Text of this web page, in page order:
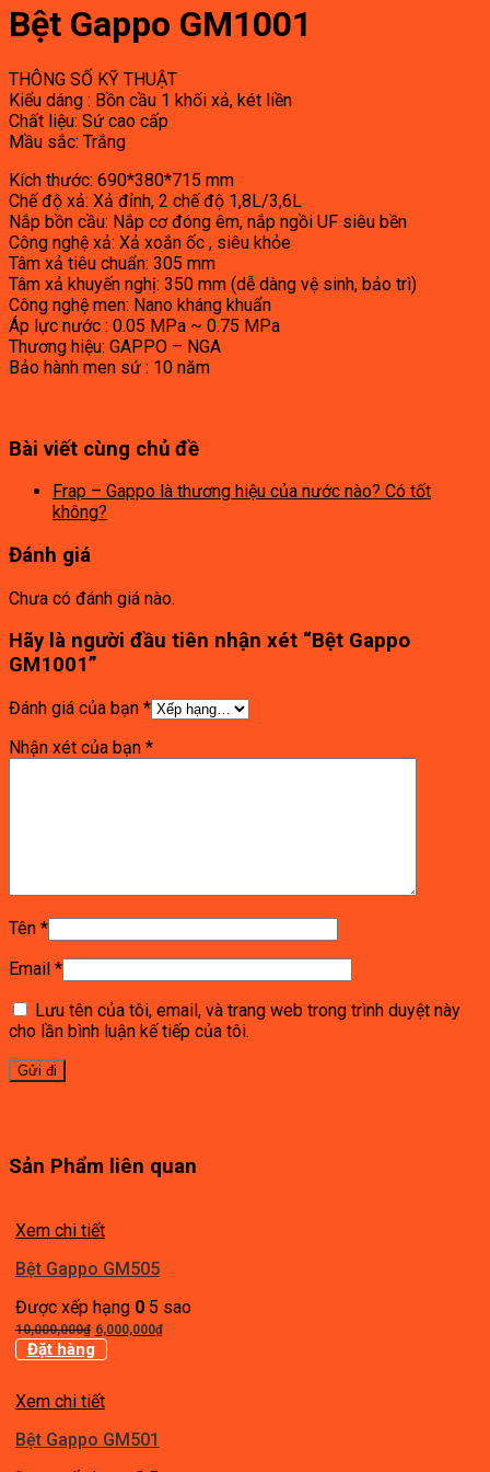
Bệt Gappo GM1001
THÔNG SỐ KỸ THUẬT
Kiểu dáng : Bồn cầu 1 khối xả, két liền
Chất liệu: Sứ cao cấp
Mầu sắc: Trắng
Kích thước: 690*380*715 mm
Chế độ xả: Xả đỉnh, 2 chế độ 1,8L/3,6L
Nắp bồn cầu: Nắp cơ đóng êm, nắp ngồi UF siêu bền
Công nghệ xả: Xả xoắn ốc , siêu khỏe
Tâm xả tiêu chuẩn: 305 mm
Tâm xả khuyến nghị: 350 mm (dễ dàng vệ sinh, bảo trì)
Công nghệ men: Nano kháng khuẩn
Áp lực nước : 0.05 MPa ~ 0.75 MPa
Thương hiệu: GAPPO – NGA
Bảo hành men sứ : 10 năm
Bài viết cùng chủ đề
Frap – Gappo là thương hiệu của nước nào? Có tốt
không?
Đánh giá
Chưa có đánh giá nào.
Hãy là người đầu tiên nhận xét “Bệt Gappo
GM1001”
Đánh giá của bạn *
Nhận xét của bạn *
Tên *
Email *
Lưu tên của tôi, email, và trang web trong trình duyệt này
cho lần bình luận kế tiếp của tôi.
Sản Phẩm liên quan
Xem chi tiết
Bệt Gappo GM505
Được xếp hạng 05 sao
10,000,000₫ Giá
gốc
10,000,000₫.
6,000,000₫Giá
Đặt hàng
Xem chi tiết
Bệt Gappo GM501